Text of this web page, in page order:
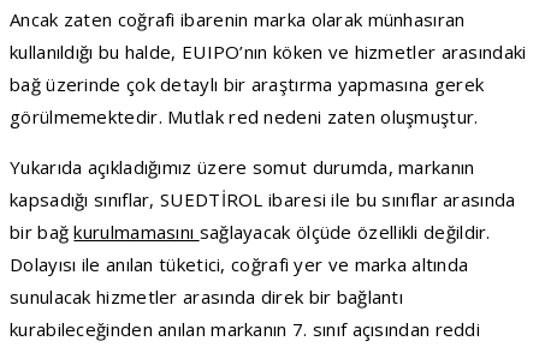
Ancak zaten coğrafi ibarenin marka olarak münhasıran
kullanıldığı bu halde, EUIPO’nın köken ve hizmetler arasındaki
bağ üzerinde çok detaylı bir araştırma yapmasına gerek
görülmemektedir. Mutlak red nedeni zaten oluşmuştur.
Yukarıda açıkladığımız üzere somut durumda, markanın
kapsadığı sınıflar, SUEDTİROL ibaresi ile bu sınıflar arasında
bir bağkurulmamasını sağlayacak ölçüde özellikli değildir.
Dolayısı ile anılan tüketici, coğrafi yer ve marka altında
sunulacak hizmetler arasında direk bir bağlantı
kurabileceğinden anılan markanın 7. sınıf açısından reddi